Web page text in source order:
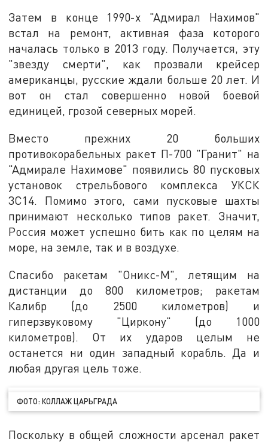
Затем в конце 1990-х "Адмирал Нахимов"
встал на ремонт, активная фаза которого
началась только в 2013 году. Получается, эту
"звезду смерти", как прозвали крейсер
американцы, русские ждали больше 20 лет. И
вот он стал совершенно новой боевой
единицей, грозой северных морей.
Вместо прежних 20 больших
противокорабельных ракет П-700 "Гранит" на
"Адмирале Нахимове" появились 80 пусковых
установок стрельбового комплекса УКСК
3С14. Помимо этого, сами пусковые шахты
принимают несколько типов ракет. Значит,
Россия может успешно бить как по целям на
море, на земле, так и в воздухе.
Спасибо ракетам "Оникс-М", летящим на
дистанции до 800 километров; ракетам
Калибр (до 2500 километров) и
гиперзвуковому "Циркону" (до 1000
километров). От их ударов целым не
останется ни один западный корабль. Да и
любая другая цель тоже.
ФОТО: КОЛЛАЖ ЦАРЬГРАДА
Поскольку в общей сложности арсенал ракет